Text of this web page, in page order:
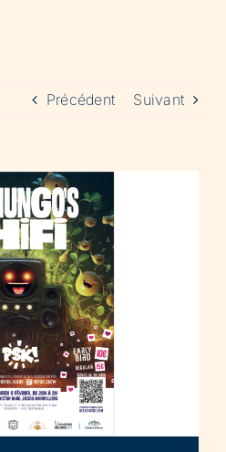
Précédent Suivant